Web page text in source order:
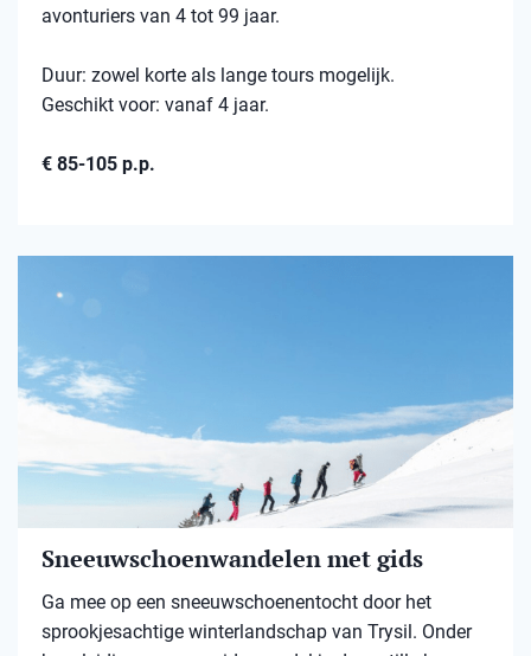
avonturiers van 4 tot 99 jaar.
Duur: zowel korte als lange tours mogelijk.
Geschikt voor: vanaf 4 jaar.
€ 85-105 p.p.
Sneeuwschoenwandelen met gids
Ga mee op een sneeuwschoenentocht door het
sprookjesachtige winterlandschap van Trysil. Onder